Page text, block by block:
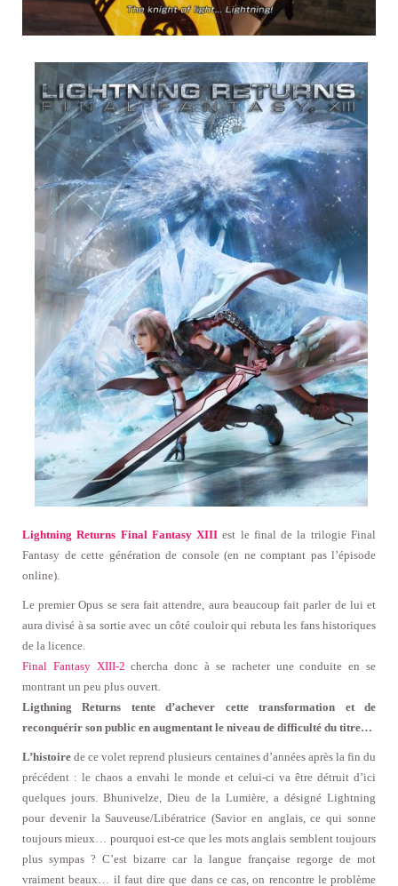
Lightning Returns Final Fantasy XIII est le final de la trilogie Final
Fantasy de cette génération de console (en ne comptant pas l’épisode
online).
Le premier Opus se sera fait attendre, aura beaucoup fait parler de lui et
aura divisé à sa sortie avec un côté couloir qui rebuta les fans historiques
de la licence.
Final Fantasy XIII-2 chercha donc à se racheter une conduite en se
montrant un peu plus ouvert.
Ligthning Returns tente d’achever cette transformation et de
reconquérir son public en augmentant le niveau de difficulté du titre…
L’histoire de ce volet reprend plusieurs centaines d’années après la fin du
précédent : le chaos a envahi le monde et celui-ci va être détruit d’ici
quelques jours. Bhunivelze, Dieu de la Lumière, a désigné Lightning
pour devenir la Sauveuse/Libératrice (Savior en anglais, ce qui sonne
toujours mieux… pourquoi est-ce que les mots anglais semblent toujours
plus sympas ? C’est bizarre car la langue française regorge de mot
vraiment beaux… il faut dire que dans ce cas, on rencontre le problème